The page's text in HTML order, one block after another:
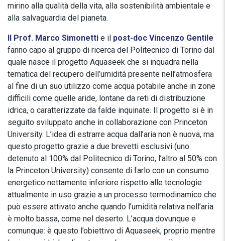
mirino alla qualità della vita, alla sostenibilità ambientale e
alla salvaguardia del pianeta.
Il Prof. Marco Simonetti e il post-doc Vincenzo Gentile
fanno capo al gruppo di ricerca del Politecnico di Torino dal
quale nasce il progetto Aquaseek che si inquadra nella
tematica del recupero dell’umidità presente nell’atmosfera
al fine di un suo utilizzo come acqua potabile anche in zone
difficili come quelle aride, lontane da reti di distribuzione
idrica, o caratterizzate da falde inquinate. Il progetto si è in
seguito sviluppato anche in collaborazione con Princeton
University. L’idea di estrarre acqua dall’aria non è nuova, ma
questo progetto grazie a due brevetti esclusivi (uno
detenuto al 100% dal Politecnico di Torino, l’altro al 50% con
la Princeton University) consente di farlo con un consumo
energetico nettamente inferiore rispetto alle tecnologie
attualmente in uso grazie a un processo termodinamico che
può essere attivato anche quando l’umidità relativa nell’aria
è molto bassa, come nel deserto. L’acqua dovunque e
comunque: è questo l’obiettivo di Aquaseek, proprio mentre